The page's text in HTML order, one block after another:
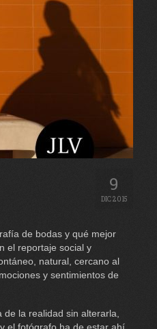
9
DIC 2015
de bodas y qué mejor
el reportaje social y
natural, cercano al
y sentimientos de
la realidad sin alterarla,